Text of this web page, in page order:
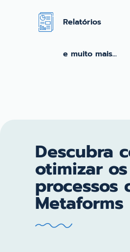
Relatórios
e muito mais...
Descubra
otimizar
processos
Metaforms